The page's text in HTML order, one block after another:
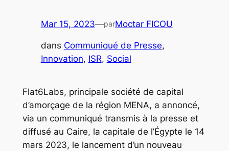
Mar 15, 2023—parMoctar FICOU
dans Communiqué de Presse
Innovation, ISR, Social
Flat6Labs, principale société de capital
d’amorçage de la région MENA, a annoncé,
via un communiqué transmis à la presse et
diffusé au Caire, la capitale de l’Égypte le 14
mars 2023, le lancement d’un nouveau